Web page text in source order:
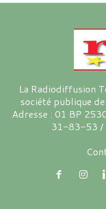
La Radiodiffusion
société publique
Adresse : 01 BP
31-83-53 /